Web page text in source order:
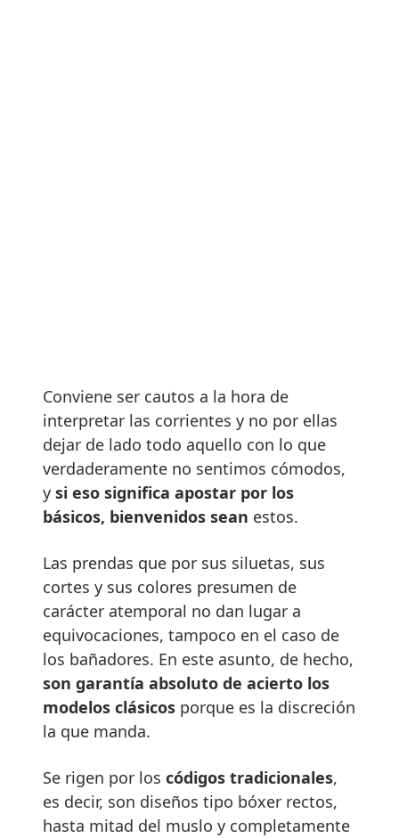
Conviene ser cautos a la hora de
interpretar las corrientes y no por ellas
dejar de lado todo aquello con lo que
verdaderamente no sentimos cómodos,
y si eso significa apostar por los
básicos, bienvenidos sean estos.
Las prendas que por sus siluetas, sus
cortes y sus colores presumen de
carácter atemporal no dan lugar a
equivocaciones, tampoco en el caso de
los bañadores. En este asunto, de hecho,
son garantía absoluto de acierto los
modelos clásicos porque es la discreción
la que manda.
Se rigen por los códigos tradicionales,
es decir, son diseños tipo bóxer rectos,
hasta mitad del muslo y completamente